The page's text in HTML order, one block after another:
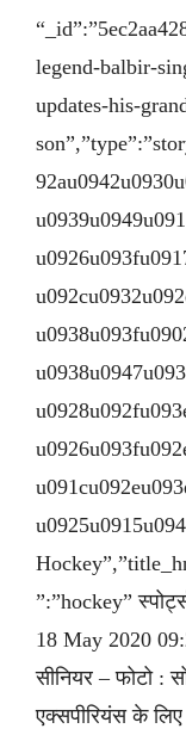
legend-balbir-
updates-his-
”:”hockey”
18 May 2020
सीनियर – फोटो :
एक्सपीरियंस के